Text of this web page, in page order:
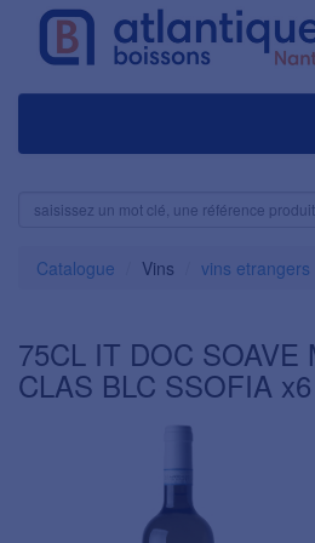
Catalogue Vins vins etrangers
75CL IT DOC SOAVE
CLAS BLC SSOFIA x6